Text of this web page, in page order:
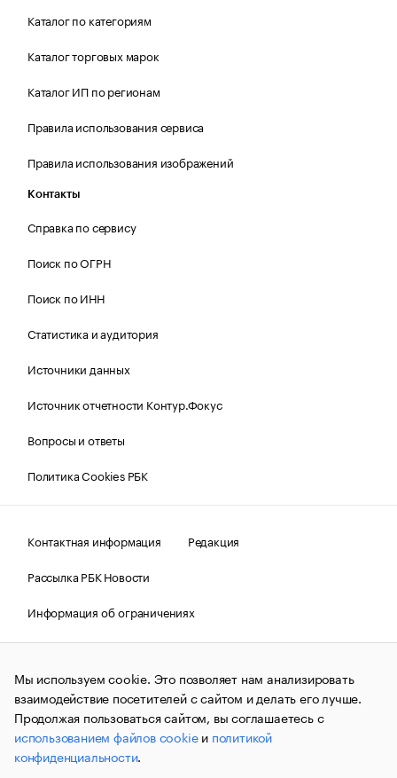
Каталог по категориям
Каталог торговых марок
Каталог ИП по регионам
Правила использования сервиса
Правила использования изображений
Контакты
Справка по сервису
Поиск по ОГРН
Поиск по ИНН
Статистика и аудитория
Источники данных
Источник отчетности Контур.Фокус
Вопросы и ответы
Политика Cookies РБК
Контактная информация
Редакция
Рассылка РБК Новости
Информация об ограничениях
Правовая информация
О соблюдении авторских прав
© АО «РОСБИЗНЕСКОНСАЛТИНГ»,1995–2026.Сообщения
и материалы информационного агентства «РБК»
(зарегистрировано Федеральной службой по надзору в сфере
связи, информационных технологий и массовых
коммуникаций (Роскомнадзор) 09.12.2015 за номером ИА
№ФС77-63848) сопровождаются пометкой «РБК». Отдельные
публикации могут содержать информацию,
Мы используем cookie. Это позволяет нам анализировать
взаимодействие посетителей с сайтом и делать его лучше.
Продолжая пользоваться сайтом, вы соглашаетесь с
использованием файлов cookieи политикой
конфиденциальности.